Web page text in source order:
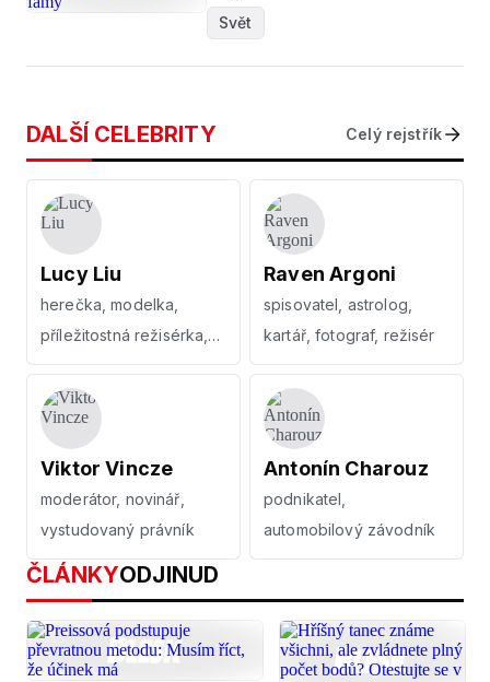
Svět
DALŠÍ CELEBRITY Celý rejstřík
Lucy Liu
herečka, modelka,
příležitostná režisérka,
producentka
Raven Argoni
spisovatel, astrolog,
kartář, fotograf, režisér
Viktor Vincze
moderátor, novinář,
vystudovaný právník
Antonín Charouz
podnikatel,
automobilový závodník
ČLÁNKYODJINUD